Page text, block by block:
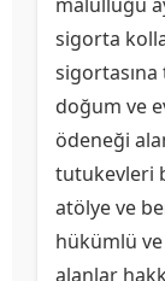
sigorta
sigortasına
doğum ve
ödeneği
tutukevleri
atölye ve
hükümlü
alanlar